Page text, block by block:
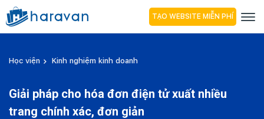
TẠO WEBSITE MIỄN PHÍ
Học viện Kinh nghiệm kinh doanh
Giải pháp cho hóa đơn điện tử xuất nhiều
trang chính xác, đơn giản